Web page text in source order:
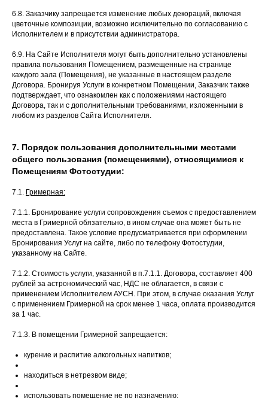
6.8. Заказчику запрещается изменение любых декораций, включая
цветочные композиции, возможно исключительно по согласованию с
Исполнителем и в присутствии администратора.
6.9. На Сайте Исполнителя могут быть дополнительно установлены
правила пользования Помещением, размещенные на странице
каждого зала (Помещения), не указанные в настоящем разделе
Договора. Бронируя Услуги в конкретном Помещении, Заказчик также
подтверждает, что ознакомлен как с положениями настоящего
Договора, так и с дополнительными требованиями, изложенными в
любом из разделов Сайта Исполнителя.
7. Порядок пользования дополнительными местами
общего пользования (помещениями), относящимися к
Помещениям Фотостудии:
7.1. Гримерная:
7.1.1. Бронирование услуги сопровождения съемок с предоставлением
места в Гримерной обязательно, в ином случае она может быть не
предоставлена. Такое условие предусматривается при оформлении
Бронирования Услуг на сайте, либо по телефону Фотостудии,
указанному на Сайте.
7.1.2. Стоимость услуги, указанной в п.7.1.1. Договора, составляет 400
рублей за астрономический час, НДС не облагается, в связи с
применением Исполнителем АУСН. При этом, в случае оказания Услуг
с применением Гримерной на срок менее 1 часа, оплата производится
за 1 час.
7.1.3. В помещении Гримерной запрещается:
курение и распитие алкогольных напитков;
находиться в нетрезвом виде;
использовать помещение не по назначению;